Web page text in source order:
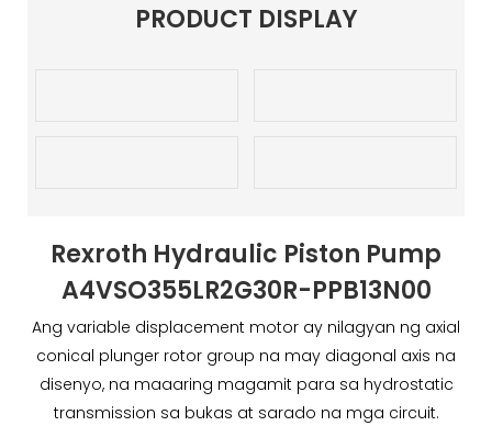
PRODUCT DISPLAY
Rexroth Hydraulic Piston Pump
A4VSO355LR2G30R-PPB13N00
Ang variable displacement motor ay nilagyan ng axial
conical plunger rotor group na may diagonal axis na
disenyo, na maaaring magamit para sa hydrostatic
transmission sa bukas at sarado na mga circuit.